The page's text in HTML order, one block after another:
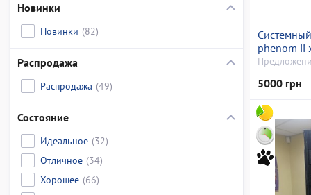
Новинки
Новинки (82)
Распродажа
Распродажа (49)
Состояние
Идеальное (32)
Отличное (34)
Хорошее (66)
phenom ii
gb/hdd
(geforce)
5000 грн